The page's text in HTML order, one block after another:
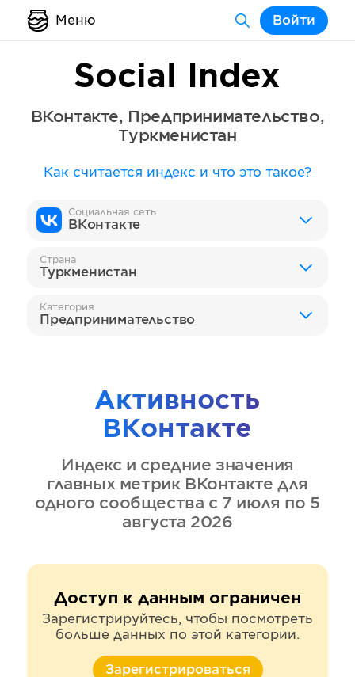
Меню Войти
Social Index
ВКонтакте, Предпринимательство,
Туркменистан
Как считается индекс и что это такое?
Социальная сеть
ВКонтакте
Страна
Туркменистан
Категория
Предпринимательство
Активность
ВКонтакте
Индекс и средние значения
главных метрик ВКонтакте для
одного сообщества с 7 июля по 5
августа 2026
Доступ к данным ограничен
Зарегистрируйтесь, чтобы посмотреть
больше данных по этой категории.
Зарегистрироваться